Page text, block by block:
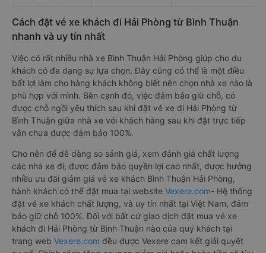
Cách đặt vé xe khách đi Hải Phòng từ Bình Thuận
nhanh và uy tín nhất
Việc có rất nhiều nhà xe Bình Thuận Hải Phòng giúp cho du
khách có đa dạng sự lựa chọn. Đây cũng có thể là một điều
bất lợi làm cho hàng khách không biết nên chọn nhà xe nào là
phù hợp với mình. Bên cạnh đó, việc đảm bảo giữ chỗ, có
được chỗ ngồi yêu thích sau khi đặt vé xe đi Hải Phòng từ
Bình Thuận giữa nhà xe với khách hàng sau khi đặt trực tiếp
vẫn chưa được đảm bảo 100%.
Cho nên để dễ dàng so sánh giá, xem đánh giá chất lượng
các nhà xe đi, được đảm bảo quyền lợi cao nhất, được hưởng
nhiều ưu đãi giảm giá vé xe khách Bình Thuận Hải Phòng,
hành khách có thể đặt mua tại website Vexere.com- Hệ thống
đặt vé xe khách chất lượng, và uy tín nhất tại Việt Nam, đảm
bảo giữ chỗ 100%. Đối với bất cứ giao dịch đặt mua vé xe
khách đi Hải Phòng từ Bình Thuận nào của quý khách tại
trang web Vexere.com đều được Vexere cam kết giải quyết